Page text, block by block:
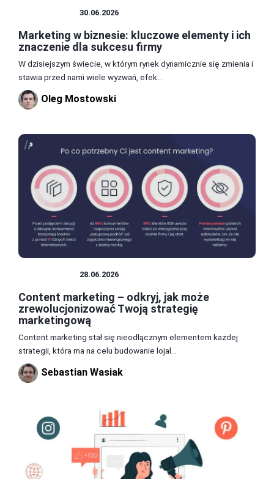
30.06.2026
Marketing w biznesie: kluczowe elementy i ich
znaczenie dla sukcesu firmy
W dzisiejszym świecie, w którym rynek dynamicznie się zmienia i
stawia przed nami wiele wyzwań, efek...
Oleg Mostowski
28.06.2026
Content marketing – odkryj, jak może
zrewolucjonizować Twoją strategię
marketingową
Content marketing stał się nieodłącznym elementem każdej
strategii, która ma na celu budowanie lojal...
Sebastian Wasiak